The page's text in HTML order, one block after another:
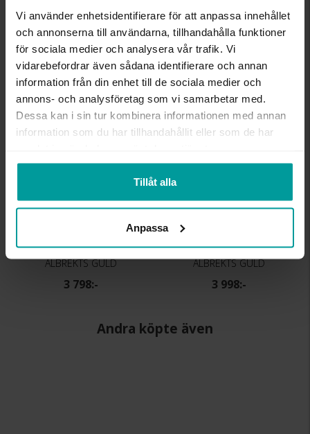
Vi använder enhetsidentifierare för att anpassa innehållet
och annonserna till användarna, tillhandahålla funktioner
för sociala medier och analysera vår trafik. Vi
vidarebefordrar även sådana identifierare och annan
information från din enhet till de sociala medier och
annons- och analysföretag som vi samarbetar med.
Dessa kan i sin tur kombinera informationen med annan
information som du har tillhandahållit eller som de har
Tillåt alla
Anpassa
MATERIAL
Guld
ÄDELMETALL
18K Gold
VIKT CA (GRAM)
0,80
Liknande produkter
Örhängen i 18K guld
ALBREKTS GULD
3 798:-
Bästsäljare
Örhängen i 18K guld
ALBREKTS GULD
3 998:-
Andra köpte även